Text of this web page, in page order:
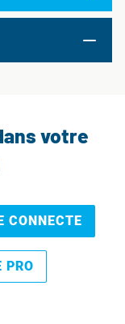
votre
CONNECTE
PRO